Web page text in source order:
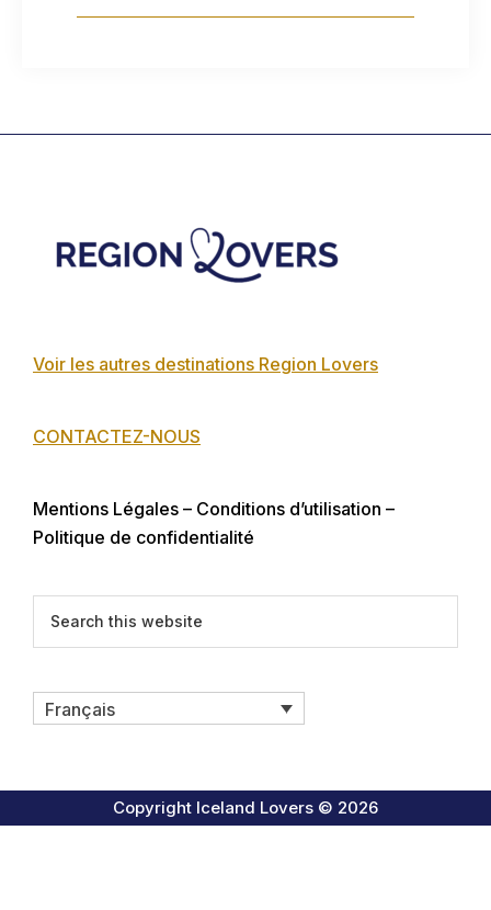
Voir les autres destinations Region Lovers
CONTACTEZ-NOUS
Mentions Légales – Conditions d’utilisation –
Politique de confidentialité
Français
Copyright Iceland Lovers © 2026